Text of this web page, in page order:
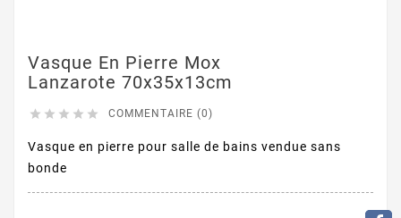
Vasque En Pierre Mox
Lanzarote 70x35x13cm
     COMMENTAIRE (0)
Vasque en pierre pour salle de bains vendue sans
bonde